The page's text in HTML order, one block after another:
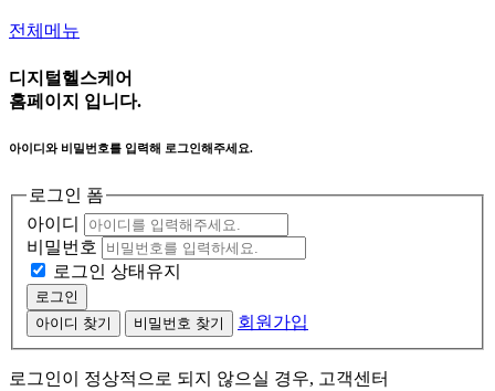
전체메뉴
디지털헬스케어
홈페이지 입니다.
아이디와 비밀번호를 입력해 로그인해주세요.
로그인 폼
아이디
비밀번호
로그인 상태유지
로그인
아이디 찾기
비밀번호 찾기 회원가입
로그인이 정상적으로 되지 않으실 경우, 고객센터